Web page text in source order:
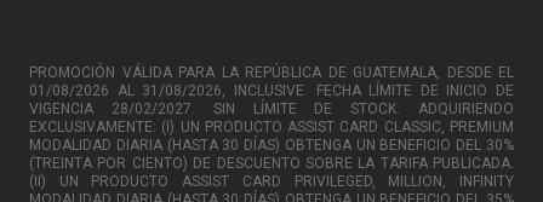
PROMOCIÓN VÁLIDA PARA LA REPÚBLICA DE GUATEMALA, DESDE EL
01/08/2026 AL 31/08/2026, INCLUSIVE. FECHA LÍMITE DE INICIO DE
VIGENCIA 28/02/2027. SIN LÍMITE DE STOCK. ADQUIRIENDO
EXCLUSIVAMENTE: (I) UN PRODUCTO ASSIST CARD CLASSIC, PREMIUM
MODALIDAD DIARIA (HASTA 30 DÍAS) OBTENGA UN BENEFICIO DEL 30%
(TREINTA POR CIENTO) DE DESCUENTO SOBRE LA TARIFA PUBLICADA.
(II) UN PRODUCTO ASSIST CARD PRIVILEGED, MILLION, INFINITY